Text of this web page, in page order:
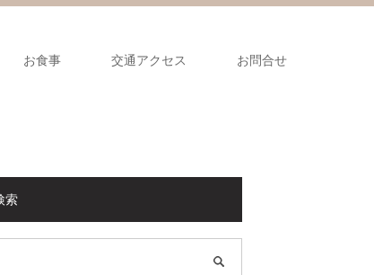
お食事 交通アクセス お問合せ
索